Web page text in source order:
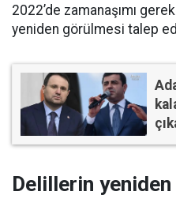
2022’de zamanaşımı
yeniden görülmesi talep
Delillerin